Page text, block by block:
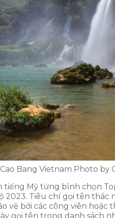
Bang Vietnam Photo
Mỹ từng bình chọn
2023. Tiêu chí gọi tên
vệ bởi các công viên hoặc
gọi tên trong danh sách